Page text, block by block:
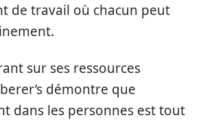
de travail où chacun peut
sur ses ressources
démontre que
dans les personnes est tout